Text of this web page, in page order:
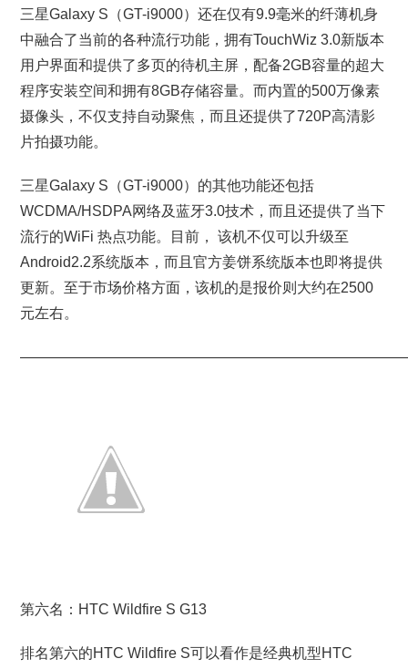
三星Galaxy S（GT-i9000）还在仅有9.9毫米的纤薄机身
中融合了当前的各种流行功能，拥有TouchWiz 3.0新版本
用户界面和提供了多页的待机主屏，配备2GB容量的超大
程序安装空间和拥有8GB存储容量。而内置的500万像素
摄像头，不仅支持自动聚焦，而且还提供了720P高清影
片拍摄功能。
三星Galaxy S（GT-i9000）的其他功能还包括
WCDMA/HSDPA网络及蓝牙3.0技术，而且还提供了当下
流行的WiFi 热点功能。目前， 该机不仅可以升级至
Android2.2系统版本，而且官方姜饼系统版本也即将提供
更新。至于市场价格方面，该机的是报价则大约在2500
元左右。
第六名：HTC Wildfire S G13
排名第六的HTC Wildfire S可以看作是经典机型HTC